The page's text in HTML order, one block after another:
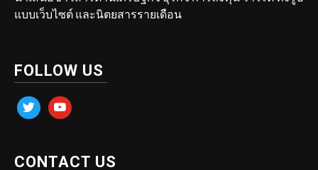
แบบเว็บไซต์ และนิตยสารรายเดือน
FOLLOW US
twitter youtube
CONTACT US